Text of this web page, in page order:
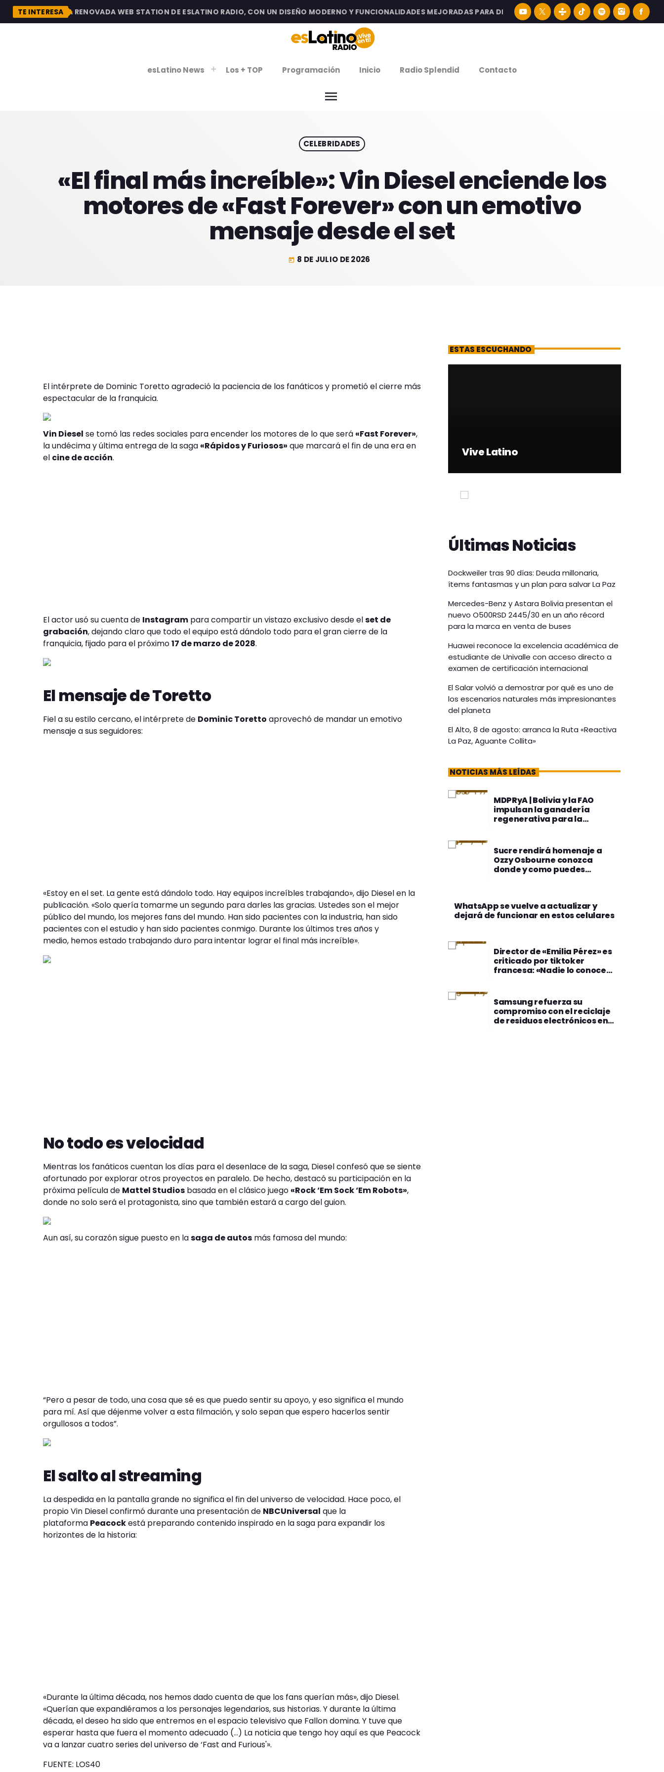
TE INTERESA
DESCUBRE LA RENOVADA WEB STATION DE ESLATINO RADIO, CON UN DISEÑO MODERNO Y FUNCIONALIDADES MEJORADAS PARA DISFRUTAR LA MEJOR MÚSICA LATINA Y
esLatino News Los + TOP Programación Inicio Radio Splendid Contacto
menu
PROGRAMACIÓN
CELEBRIDADES
«El final más increíble»: Vin Diesel enciende los
motores de «Fast Forever» con un emotivo
mensaje desde el set
today 8 DE JULIO DE 2026
El intérprete de Dominic Toretto agradeció la paciencia de los fanáticos y prometió el cierre más
espectacular de la franquicia.
Vin Diesel se tomó las redes sociales para encender los motores de lo que será «Fast Forever»,
la undécima y última entrega de la saga «Rápidos y Furiosos» que marcará el fin de una era en
el cine de acción.
El actor usó su cuenta de Instagram para compartir un vistazo exclusivo desde elset de
grabación, dejando claro que todo el equipo está dándolo todo para el gran cierre de la
franquicia, fijado para el próximo17 de marzo de 2028.
El mensaje de Toretto
Fiel a su estilo cercano, el intérprete de Dominic Toretto aprovechó de mandar un emotivo
mensaje a sus seguidores:
«Estoy en el set. La gente está dándolo todo. Hay equipos increíbles trabajando», dijo Diesel en la
publicación. «Solo quería tomarme un segundo para darles las gracias. Ustedes son el mejor
público del mundo, los mejores fans del mundo. Han sido pacientes con la industria, han sido
pacientes con el estudio y han sido pacientes conmigo. Durante los últimos tres años y
medio, hemos estado trabajando duro para intentar lograr el final más increíble».
No todo es velocidad
Mientras los fanáticos cuentan los días para el desenlace de la saga, Diesel confesó que se siente
afortunado por explorar otros proyectos en paralelo. De hecho, destacó su participación en la
próxima película de Mattel Studios basada en el clásico juego «Rock ‘Em Sock ‘Em Robots»,
donde no solo será el protagonista, sino que también estará a cargo del guion.
Aun así, su corazón sigue puesto en lasaga de autos más famosa del mundo:
“Pero a pesar de todo, una cosa que sé es que puedo sentir su apoyo, y eso significa el mundo
para mí. Así que déjenme volver a esta filmación, y solo sepan que espero hacerlos sentir
orgullosos a todos”.
El salto al streaming
La despedida en la pantalla grande no significa el fin del universo de velocidad. Hace poco, el
propio Vin Diesel confirmó durante una presentación de NBCUniversal que la
plataforma Peacockestá preparando contenido inspirado en la saga para expandir los
horizontes de la historia:
«Durante la última década, nos hemos dado cuenta de que los fans querían más», dijo Diesel.
«Querían que expandiéramos a los personajes legendarios, sus historias. Y durante la última
década, el deseo ha sido que entremos en el espacio televisivo que Fallon domina. Y tuve que
esperar hasta que fuera el momento adecuado (…) La noticia que tengo hoy aquí es que Peacock
va a lanzar cuatro series del universo de ‘Fast and Furious'».
FUENTE: LOS40
ESTAS ESCUCHANDO
Vive Latino
Últimas Noticias
Dockweiler tras 90 días: Deuda millonaria,
ítems fantasmas y un plan para salvar La Paz
Mercedes-Benz y Astara Bolivia presentan el
nuevo O500RSD 2445/30 en un año récord
para la marca en venta de buses
Huawei reconoce la excelencia académica de
estudiante de Univalle con acceso directo a
examen de certificación internacional
El Salar volvió a demostrar por qué es uno de
los escenarios naturales más impresionantes
del planeta
El Alto, 8 de agosto: arranca la Ruta «Reactiva
La Paz, Aguante Collita»
NOTICIAS MÁS LEÍDAS
MDPRyA | Bolivia y la FAO
impulsan la ganadería
regenerativa para la
Sucre rendirá homenaje a
Ozzy Osbourne conozca
donde y como puedes
WhatsApp se vuelve a actualizar y
dejará de funcionar en estos celulares
Director de «Emilia Pérez» es
criticado por tiktoker
francesa: «Nadie lo conoce
Samsung refuerza su
compromiso con el reciclaje
de residuos electrónicos en